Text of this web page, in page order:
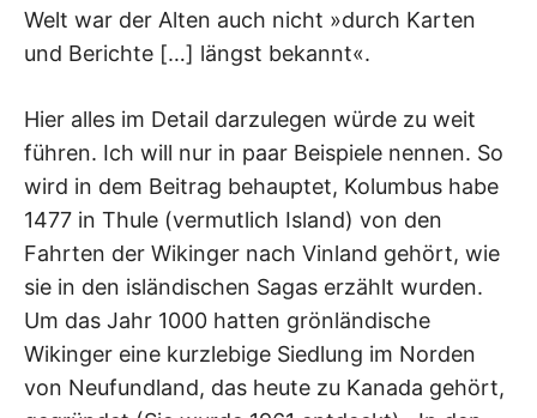
Welt war der Alten auch nicht »durch Karten
und Berichte […] längst bekannt«.
Hier alles im Detail darzulegen würde zu weit
führen. Ich will nur in paar Beispiele nennen. So
wird in dem Beitrag behauptet, Kolumbus habe
1477 in Thule (vermutlich Island) von den
Fahrten der Wikinger nach Vinland gehört, wie
sie in den isländischen Sagas erzählt wurden.
Um das Jahr 1000 hatten grönländische
Wikinger eine kurzlebige Siedlung im Norden
von Neufundland, das heute zu Kanada gehört,